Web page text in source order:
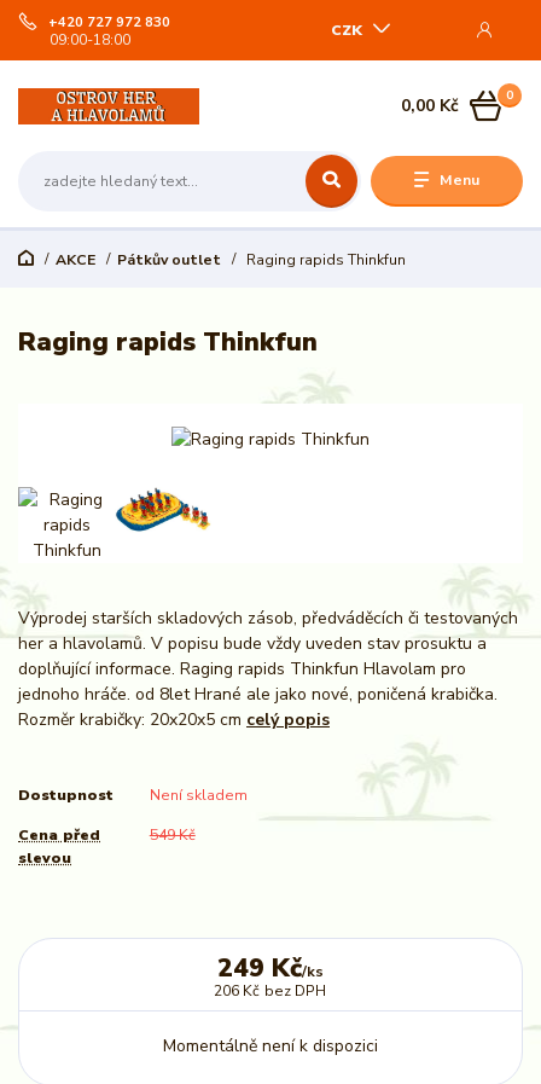
Menu
CZK
+420 727 972 830
09:00-18:00
0
0,00 Kč
AKCE Pátkův outlet Raging rapids Thinkfun
Raging rapids Thinkfun
Výprodej starších skladových zásob, předváděcích či testovaných
her a hlavolamů. V popisu bude vždy uveden stav prosuktu a
doplňující informace. Raging rapids Thinkfun Hlavolam pro
jednoho hráče. od 8let Hrané ale jako nové, poničená krabička.
Rozměr krabičky: 20x20x5 cm celý popis
Dostupnost Není skladem
Cena před
slevou
549 Kč
249 Kč/ks
206 Kč bez DPH
Momentálně není k dispozici